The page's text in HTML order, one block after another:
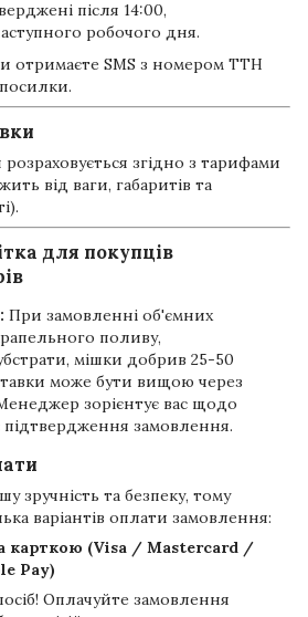
після 14:00,
робочого дня.
отримаєте SMS з номером ТТН
розраховується згідно з тарифами
від ваги, габаритів та
для покупців
При замовленні об'ємних
поливу,
мішки добрив 25-50
може бути вищою через
зорієнтує вас щодо
підтвердження замовлення.
зручність та безпеку, тому
варіантів оплати замовлення:
карткою (Visa / Mastercard /
Pay)
Оплачуйте замовлення